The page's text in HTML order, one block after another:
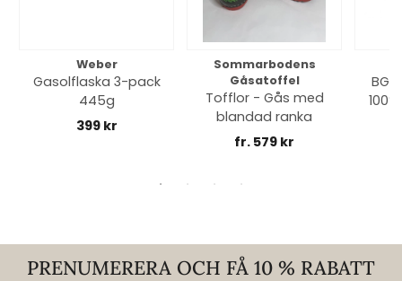
Weber
Gasolflaska 3-pack
445g
399 kr
Sommarbodens
Gåsatoffel
Tofflor - Gås med
blandad ranka
fr. 579 kr
PRENUMERERA OCH FÅ 10 % RABATT